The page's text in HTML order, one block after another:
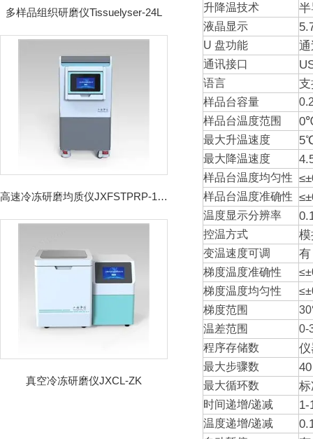
多样品组织研磨仪Tissuelyser-24L
高速冷冻研磨均质仪JXFSTPRP-192CL
真空冷冻研磨仪JXCL-ZK
升降温技术
液晶显示
U 盘功能
通讯接口
语言
样品台容量
样品台温度范围
最大升温速度
最大降温速度
样品台温度均匀性
样品台温度准确性
温度显示分辨率
控温方式
变温速度可调 有
梯度温度准确性
梯度温度均匀性
梯度范围
温差范围
0-
程序存储数
最大步骤数
最大循环数
时间递增/递减 1-
温度递增/递减